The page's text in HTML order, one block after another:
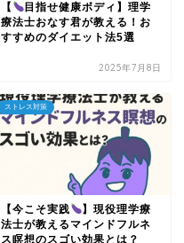
【
目指せ健康ボディ】理学
療法士おなす君が教える！お
すすめのダイエット法5選
2025年7月8日
ストレス対策
【今こそ実践
】現役理学療
法士が教えるマインドフルネ
ス瞑想のスゴい効果とは？